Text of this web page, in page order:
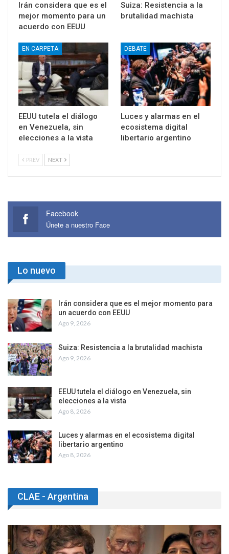
Irán considera que es el
mejor momento para un
acuerdo con EEUU
Suiza: Resistencia a la
brutalidad machista
EN CARPETA
EEUU tutela el diálogo
en Venezuela, sin
elecciones a la vista
DEBATE
Luces y alarmas en el
ecosistema digital
libertario argentino
PREV NEXT
Facebook
Únete a nuestro Face
Lo nuevo
Irán considera que es el mejor momento para
un acuerdo con EEUU
Ago 9, 2026
Suiza: Resistencia a la brutalidad machista
Ago 9, 2026
EEUU tutela el diálogo en Venezuela, sin
elecciones a la vista
Ago 8, 2026
Luces y alarmas en el ecosistema digital
libertario argentino
Ago 8, 2026
CLAE - Argentina